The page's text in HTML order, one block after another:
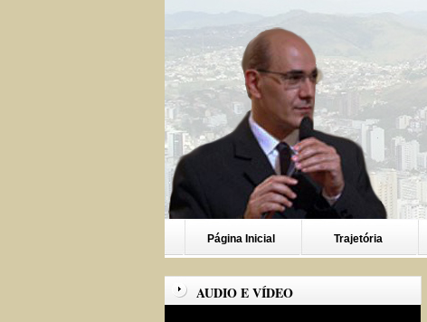
Página Inicial Trajetória
AUDIO E VÍDEO